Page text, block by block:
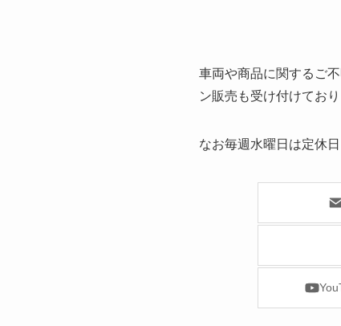
車両や商品に関するご
ン販売も受け付けてお
なお毎週水曜日は定休